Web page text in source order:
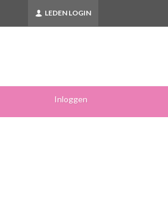
LEDEN LOGIN
Inloggen